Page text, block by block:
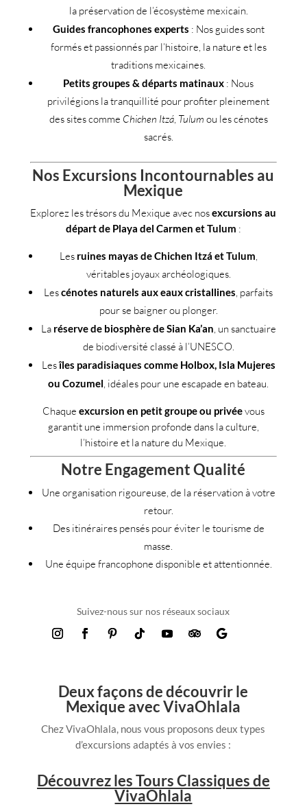
la préservation de l’écosystème mexicain.
Guides francophones experts : Nos guides sont
formés et passionnés par l’histoire, la nature et les
traditions mexicaines.
Petits groupes & départs matinaux : Nous
privilégions la tranquillité pour profiter pleinement
des sites comme Chichen Itzá, Tulum ou les cénotes
sacrés.
Nos Excursions Incontournables au
Mexique
Explorez les trésors du Mexique avec nosexcursions au
départ de Playa del Carmen et Tulum :
Les ruines mayas de Chichen Itzá et Tulum,
véritables joyaux archéologiques.
Lescénotes naturels aux eaux cristallines, parfaits
pour se baigner ou plonger.
La réserve de biosphère de Sian Ka’an, un sanctuaire
de biodiversité classé à l’UNESCO.
Lesîles paradisiaques comme Holbox, Isla Mujeres
ou Cozumel, idéales pour une escapade en bateau.
Chaque excursion en petit groupe ou privéevous
garantit une immersion profonde dans la culture,
l’histoire et la nature du Mexique.
Notre Engagement Qualité
Une organisation rigoureuse, de la réservation à votre
retour.
Des itinéraires pensés pour éviter le tourisme de
masse.
Une équipe francophone disponible et attentionnée.
Suivez-nous sur nos réseaux sociaux
Deux façons de découvrir le
Mexique avec VivaOhlala
Chez VivaOhlala, nous vous proposons deux types
d’excursions adaptés à vos envies :
Découvrez les Tours Classiques de
VivaOhlala